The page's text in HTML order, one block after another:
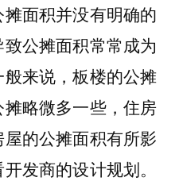
面积并没有明确的
公摊面积常常成为
来说，板楼的公摊
略微多一些，住房
的公摊面积有所影
发商的设计规划。